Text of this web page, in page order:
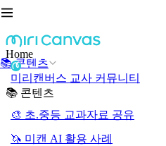
📚 콘텐츠
Home
미리캔버스 교사 커뮤니티
📚 콘텐츠
🎨 초.중등 교과자료 공유
🦄 미캔 AI 활용 사례